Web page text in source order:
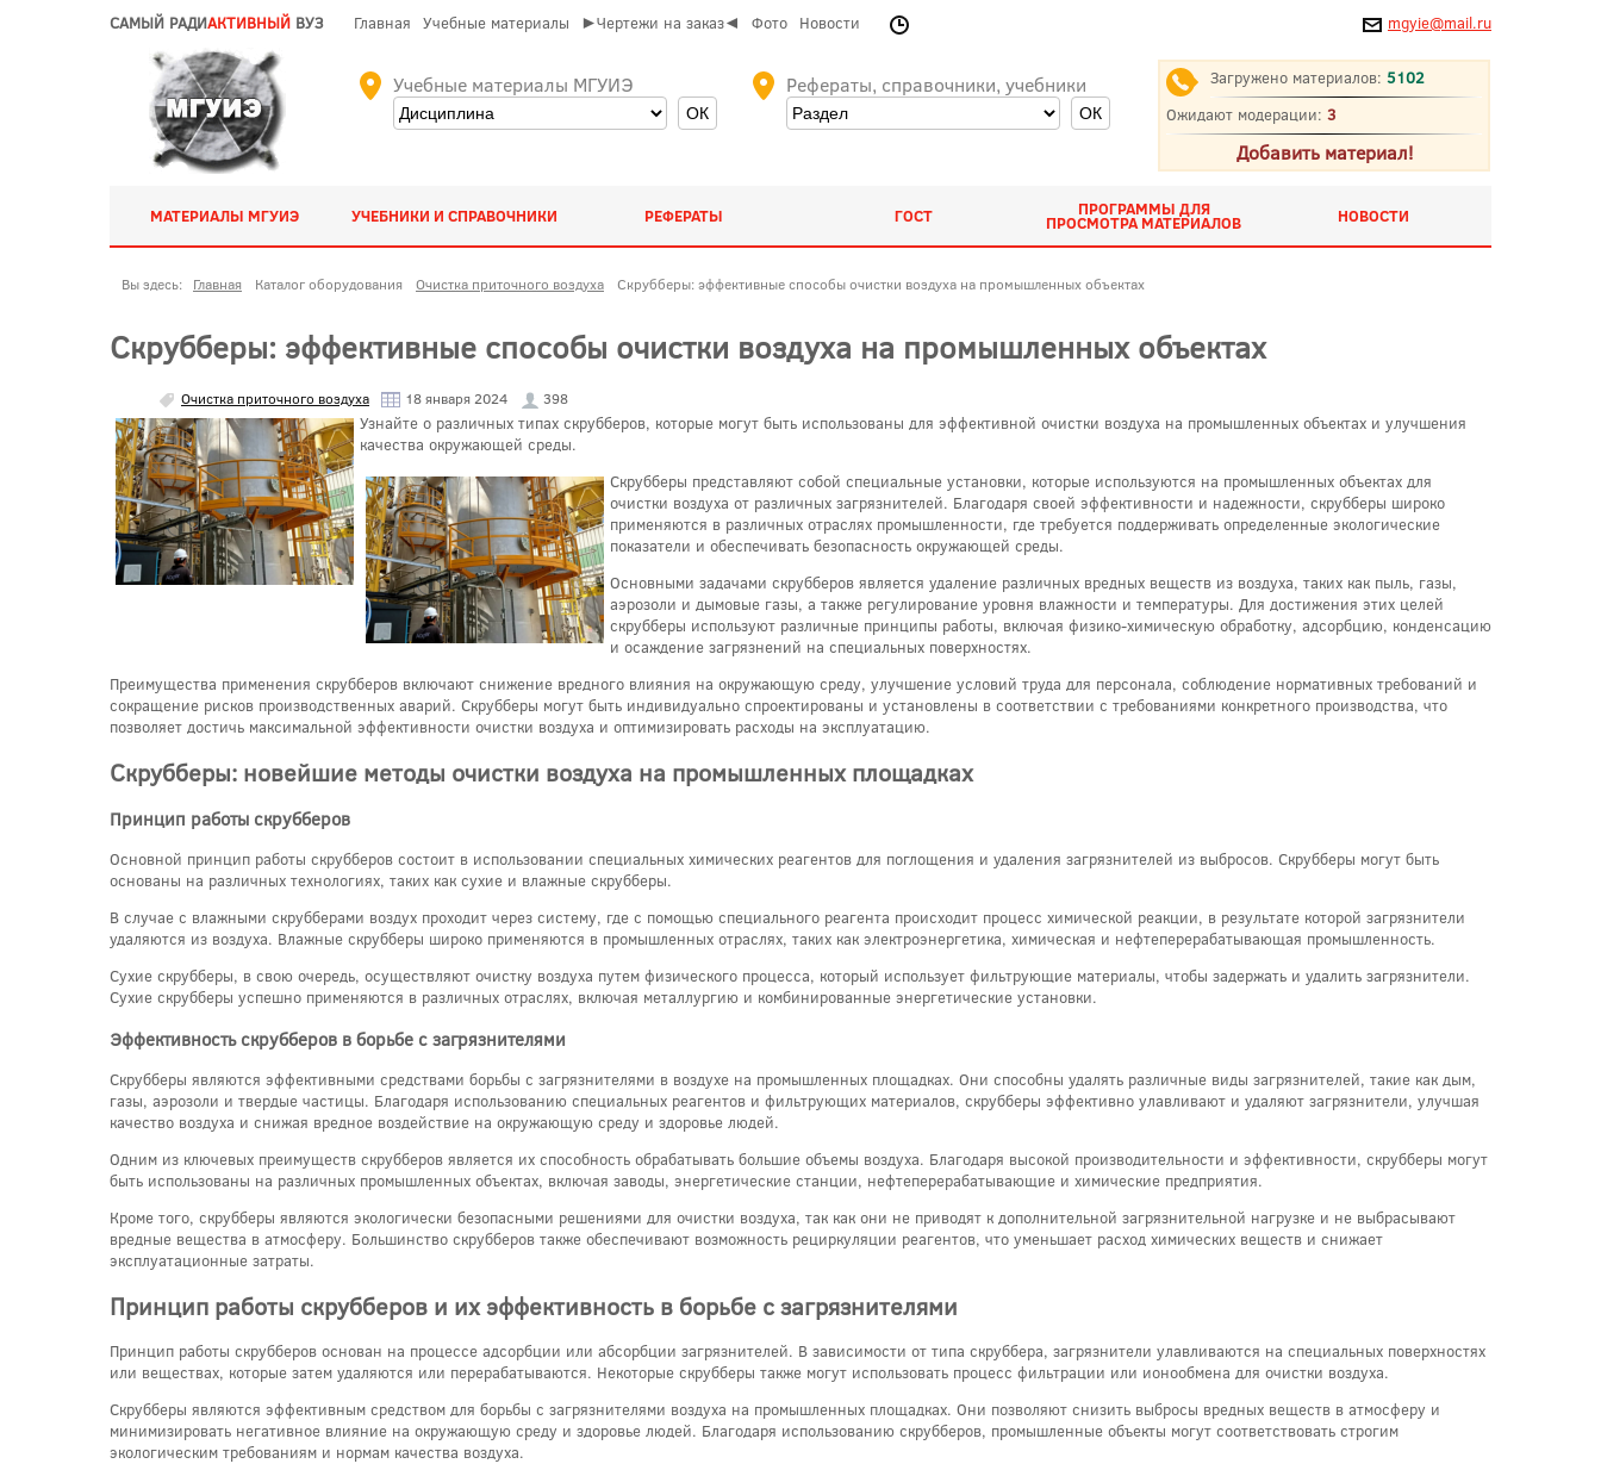
САМЫЙ РАДИАКТИВНЫЙ ВУЗ Главная Учебные материалы ►Чертежи на заказ◄ Фото Новости mgyie@mail.ru
Учебные материалы МГУИЭ Рефераты, справочники, учебники Загружено материалов: 5102
Ожидают модерации: 3
Добавить материал!
МАТЕРИАЛЫ МГУИЭ УЧЕБНИКИ И СПРАВОЧНИКИ РЕФЕРАТЫ ГОСТ ПРОГРАММЫ ДЛЯ
ПРОСМОТРА МАТЕРИАЛОВ НОВОСТИ
Вы здесь: Главная Каталог оборудования Очистка приточного воздуха Скрубберы: эффективные способы очистки воздуха на промышленных объектах
Скрубберы: эффективные способы очистки воздуха на промышленных объектах
Очистка приточного воздуха 18 января 2024 398
Узнайте о различных типах скрубберов, которые могут быть использованы для эффективной очистки воздуха на промышленных объектах и улучшения
качества окружающей среды.
Скрубберы представляют собой специальные установки, которые используются на промышленных объектах для
очистки воздуха от различных загрязнителей. Благодаря своей эффективности и надежности, скрубберы широко
применяются в различных отраслях промышленности, где требуется поддерживать определенные экологические
показатели и обеспечивать безопасность окружающей среды.
Основными задачами скрубберов является удаление различных вредных веществ из воздуха, таких как пыль, газы,
аэрозоли и дымовые газы, а также регулирование уровня влажности и температуры. Для достижения этих целей
скрубберы используют различные принципы работы, включая физико-химическую обработку, адсорбцию, конденсацию
и осаждение загрязнений на специальных поверхностях.
Преимущества применения скрубберов включают снижение вредного влияния на окружающую среду, улучшение условий труда для персонала, соблюдение нормативных требований и
сокращение рисков производственных аварий. Скрубберы могут быть индивидуально спроектированы и установлены в соответствии с требованиями конкретного производства, что
позволяет достичь максимальной эффективности очистки воздуха и оптимизировать расходы на эксплуатацию.
Скрубберы: новейшие методы очистки воздуха на промышленных площадках
Принцип работы скрубберов
Основной принцип работы скрубберов состоит в использовании специальных химических реагентов для поглощения и удаления загрязнителей из выбросов. Скрубберы могут быть
основаны на различных технологиях, таких как сухие и влажные скрубберы.
В случае с влажными скрубберами воздух проходит через систему, где с помощью специального реагента происходит процесс химической реакции, в результате которой загрязнители
удаляются из воздуха. Влажные скрубберы широко применяются в промышленных отраслях, таких как электроэнергетика, химическая и нефтеперерабатывающая промышленность.
Сухие скрубберы, в свою очередь, осуществляют очистку воздуха путем физического процесса, который использует фильтрующие материалы, чтобы задержать и удалить загрязнители.
Сухие скрубберы успешно применяются в различных отраслях, включая металлургию и комбинированные энергетические установки.
Эффективность скрубберов в борьбе с загрязнителями
Скрубберы являются эффективными средствами борьбы с загрязнителями в воздухе на промышленных площадках. Они способны удалять различные виды загрязнителей, такие как дым,
газы, аэрозоли и твердые частицы. Благодаря использованию специальных реагентов и фильтрующих материалов, скрубберы эффективно улавливают и удаляют загрязнители, улучшая
качество воздуха и снижая вредное воздействие на окружающую среду и здоровье людей.
Одним из ключевых преимуществ скрубберов является их способность обрабатывать большие объемы воздуха. Благодаря высокой производительности и эффективности, скрубберы могут
быть использованы на различных промышленных объектах, включая заводы, энергетические станции, нефтеперерабатывающие и химические предприятия.
Кроме того, скрубберы являются экологически безопасными решениями для очистки воздуха, так как они не приводят к дополнительной загрязнительной нагрузке и не выбрасывают
вредные вещества в атмосферу. Большинство скрубберов также обеспечивают возможность рециркуляции реагентов, что уменьшает расход химических веществ и снижает
эксплуатационные затраты.
Принцип работы скрубберов и их эффективность в борьбе с загрязнителями
Принцип работы скрубберов основан на процессе адсорбции или абсорбции загрязнителей. В зависимости от типа скруббера, загрязнители улавливаются на специальных поверхностях
или веществах, которые затем удаляются или перерабатываются. Некоторые скрубберы также могут использовать процесс фильтрации или ионообмена для очистки воздуха.
Скрубберы являются эффективным средством для борьбы с загрязнителями воздуха на промышленных площадках. Они позволяют снизить выбросы вредных веществ в атмосферу и
минимизировать негативное влияние на окружающую среду и здоровье людей. Благодаря использованию скрубберов, промышленные объекты могут соответствовать строгим
экологическим требованиям и нормам качества воздуха.